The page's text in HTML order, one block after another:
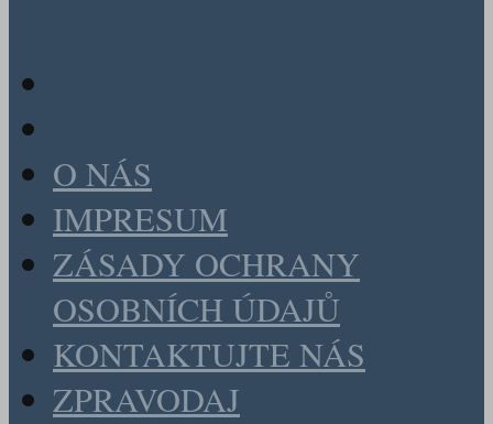
O NÁS
IMPRESUM
ZÁSADY OCHRANY
OSOBNÍCH ÚDAJŮ
KONTAKTUJTE NÁS
ZPRAVODAJ